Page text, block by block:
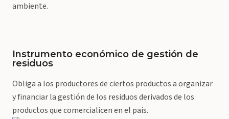
ambiente.
Instrumento económico de gestión de
residuos
Obliga a los productores de ciertos productos a organizar
y financiar la gestión de los residuos derivados de los
productos que comercialicen en el país.